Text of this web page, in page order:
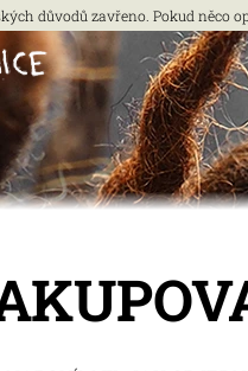
důvodů zavřeno. Pokud něco